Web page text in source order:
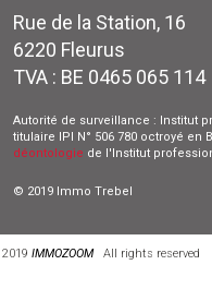
Rue de la Station, 16
6220 Fleurus
TVA : BE 0465 065 114
Autorité de surveillance : Institut
titulaire IPI N° 506 780 octroyé en
déontologie de l'Institut
© 2019 Immo Trebel
IMMOZOOMAll rights reserved